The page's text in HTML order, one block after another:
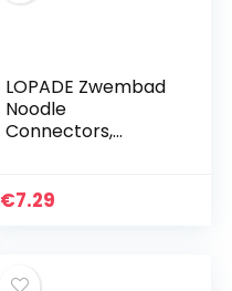
LOPADE Zwembad
Noodle
Connectors,
Tube Connector,
€7.29